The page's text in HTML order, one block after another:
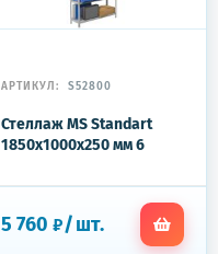
АРТИКУЛ: S52800
Стеллаж MS Standart
1850x1000x250 мм 6
5 760 ₽/шт.